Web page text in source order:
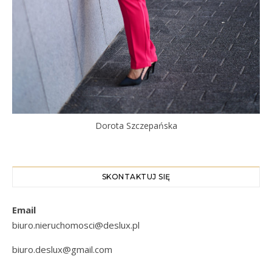
Dorota Szczepańska
SKONTAKTUJ SIĘ
Email
biuro.nieruchomosci@deslux.pl
biuro.deslux@gmail.com